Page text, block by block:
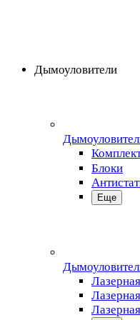
Дымоуловители
Блоки
Еще